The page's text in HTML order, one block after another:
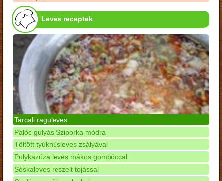
Leves receptek
Tarcali raguleves
Palóc gulyás Sziporka módra
Töltött tyúkhúsleves zsályával
Pulykazúza leves mákos gombóccal
Sóskaleves reszelt tojással